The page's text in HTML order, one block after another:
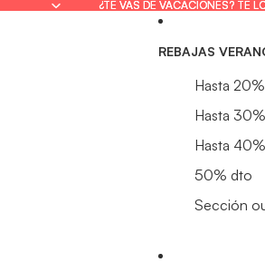
¿TE VAS DE VACACIONES? TE
¿TE VAS DE VACACIONES? TE
REBAJAS
Hasta
Hasta
Hasta
50% dto
Sección